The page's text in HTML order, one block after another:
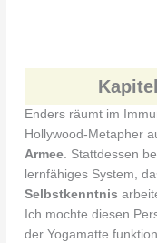
Enders räumt im
Hollywood-Metapher
Armee. Stattdessen
lernfähiges System,
Selbstkenntnis
Ich mochte diesen
der Yogamatte